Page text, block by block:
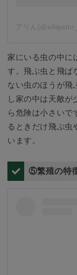
アリん
家にいる虫の中に
す。飛ぶ虫と飛ば
ない虫のほうが飛
し家の中は天敵が
ら危険は小さいで
るときだけ飛ぶ虫
います。
⑤繁殖の特